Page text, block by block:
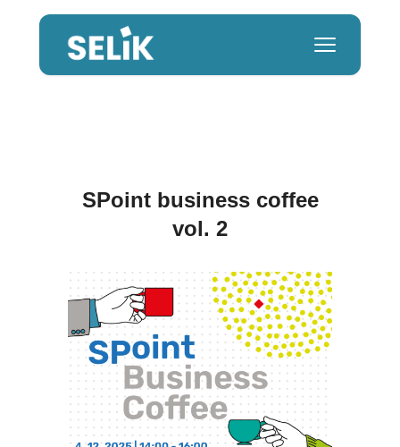
SPoint business coffee
vol. 2